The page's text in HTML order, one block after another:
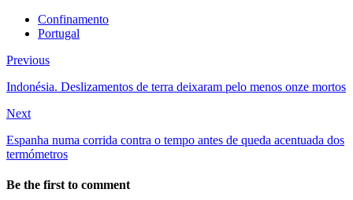
Confinamento
Portugal
Previous
Indonésia. Deslizamentos de terra deixaram pelo menos onze mortos
Next
Espanha numa corrida contra o tempo antes de queda acentuada dos
termómetros
Be the first to comment